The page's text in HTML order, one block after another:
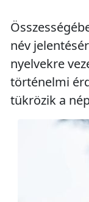
név
nyelvekre
történelmi
tükrözik a